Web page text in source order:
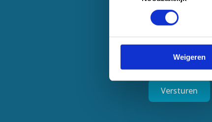
Weigeren
product
Bericht
Versturen